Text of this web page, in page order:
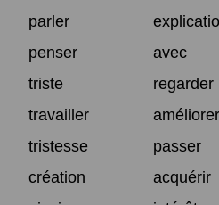
parler
penser
avec
triste
regarder
travailler
améliorer
tristesse
passer
création
acquérir